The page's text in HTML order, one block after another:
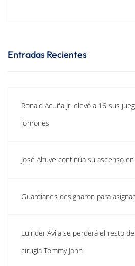
Entradas Recientes
Ronald Acuña Jr. elevó a 16 sus
jonrones
José Altuve continúa su ascenso
Guardianes designaron para
Luinder Ávila se perderá el resto
cirugía Tommy John